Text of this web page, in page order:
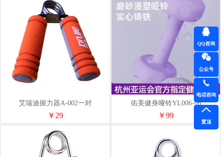
艾瑞迪握力器A-002一对
￥29
佑美健身哑铃YL006-06
￥99
QQ咨询
公众号
电话咨询
置顶